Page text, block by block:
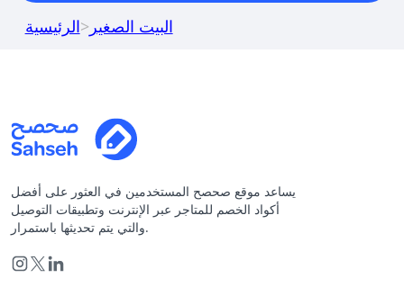
الرئيسية> البيت الصغير
يساعد موقع صحصح المستخدمين في العثور على أفضل
أكواد الخصم للمتاجر عبر الإنترنت وتطبيقات التوصيل
والتي يتم تحديثها باستمرار.